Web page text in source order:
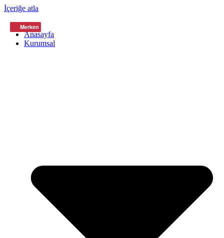
İçeriğe atla
Anasayfa
Kurumsal
Merken